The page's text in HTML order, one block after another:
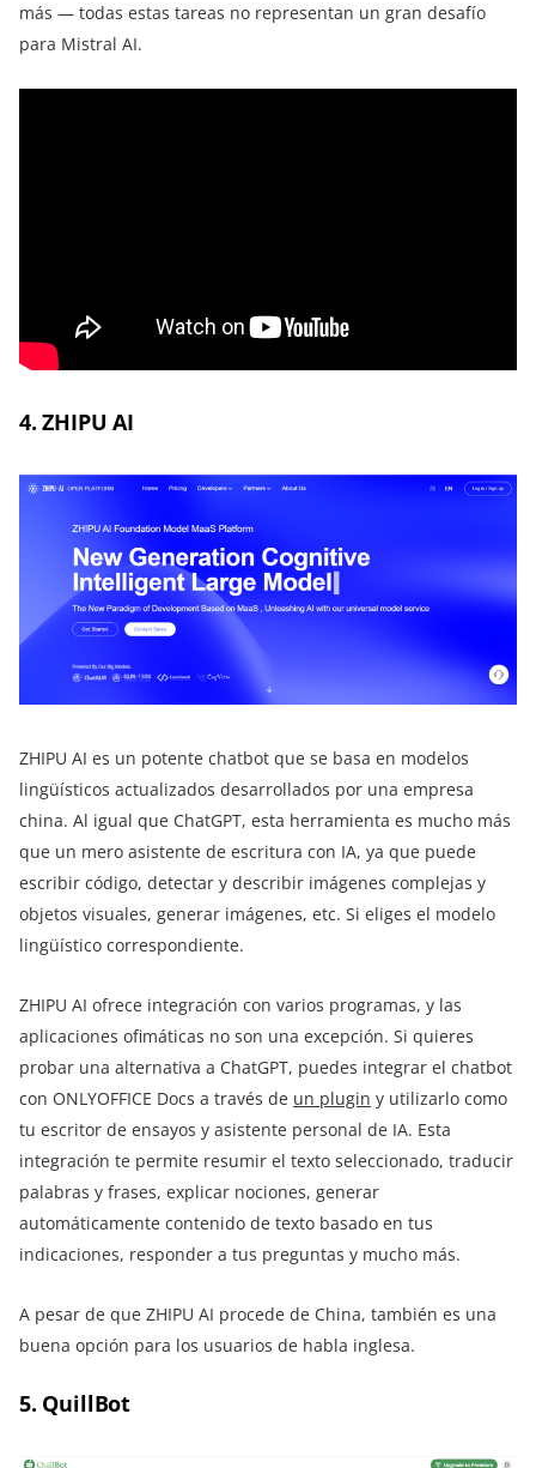
más — todas estas tareas no representan un gran desafío
para Mistral AI.
4. ZHIPU AI
ZHIPU AI es un potente chatbot que se basa en modelos
lingüísticos actualizados desarrollados por una empresa
china. Al igual que ChatGPT, esta herramienta es mucho más
que un mero asistente de escritura con IA, ya que puede
escribir código, detectar y describir imágenes complejas y
objetos visuales, generar imágenes, etc. Si eliges el modelo
lingüístico correspondiente.
ZHIPU AI ofrece integración con varios programas, y las
aplicaciones ofimáticas no son una excepción. Si quieres
probar una alternativa a ChatGPT, puedes integrar el chatbot
con ONLYOFFICE Docs a través de un plugin y utilizarlo como
tu escritor de ensayos y asistente personal de IA. Esta
integración te permite resumir el texto seleccionado, traducir
palabras y frases, explicar nociones, generar
automáticamente contenido de texto basado en tus
indicaciones, responder a tus preguntas y mucho más.
A pesar de que ZHIPU AI procede de China, también es una
buena opción para los usuarios de habla inglesa.
5. QuillBot